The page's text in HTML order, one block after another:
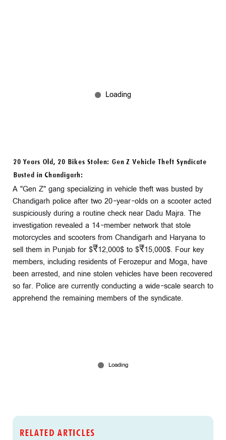
20 Years Old, 20 Bikes Stolen: Gen Z Vehicle Theft Syndicate
Busted in Chandigarh:
A "Gen Z" gang specializing in vehicle theft was busted by
Chandigarh police after two 20-year-olds on a scooter acted
suspiciously during a routine check near Dadu Majra. The
investigation revealed a 14-member network that stole
motorcycles and scooters from Chandigarh and Haryana to
sell them in Punjab for $₹12,000$ to $₹15,000$. Four key
members, including residents of Ferozepur and Moga, have
been arrested, and nine stolen vehicles have been recovered
so far. Police are currently conducting a wide-scale search to
apprehend the remaining members of the syndicate.
RELATED ARTICLES